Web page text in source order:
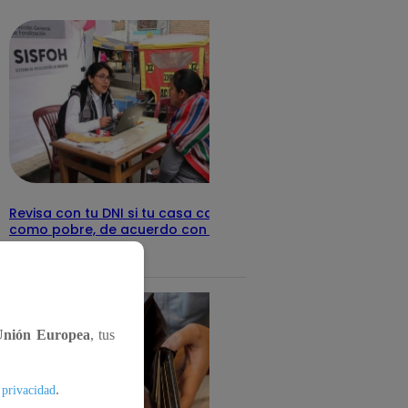
detalles
Revisa con tu DNI si tu casa califica
como pobre, de acuerdo con el Sisfoh
Europea, tus
.